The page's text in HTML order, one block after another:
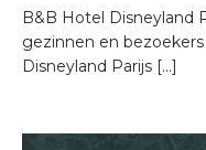
B&B Hotel Disneyland
gezinnen en
Disneyland Parijs […]